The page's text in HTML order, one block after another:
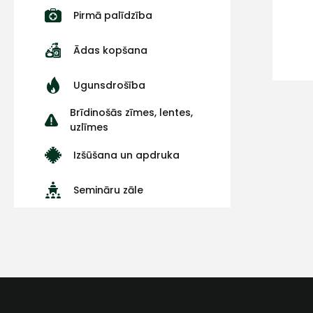
Pirmā palīdzība
Ādas kopšana
Ugunsdrošība
Brīdinošās zīmes, lentes,
uzlīmes
Izšūšana un apdruka
Semināru zāle